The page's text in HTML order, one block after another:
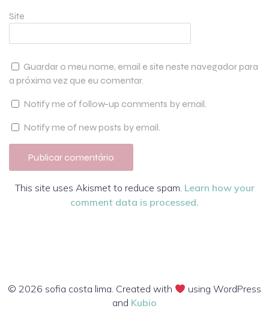
Site
Guardar o meu nome, email e site neste navegador para
a próxima vez que eu comentar.
Notify me of follow-up comments by email.
Notify me of new posts by email.
This site uses Akismet to reduce spam. Learn how your
comment data is processed.
© 2026 sofia costa lima. Created with
using WordPress
and Kubio